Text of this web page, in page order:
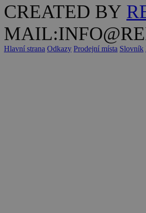
CREATED BY
Hlavní strana Odkazy Prodejní místa Slovník